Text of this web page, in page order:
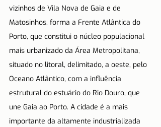
vizinhos de Vila Nova de Gaia e de
Matosinhos, forma a Frente Atlântica do
Porto, que constitui o núcleo populacional
mais urbanizado da Área Metropolitana,
situado no litoral, delimitado, a oeste, pelo
Oceano Atlântico, com a influência
estrutural do estuário do Rio Douro, que
une Gaia ao Porto. A cidade é a mais
importante da altamente industrializada